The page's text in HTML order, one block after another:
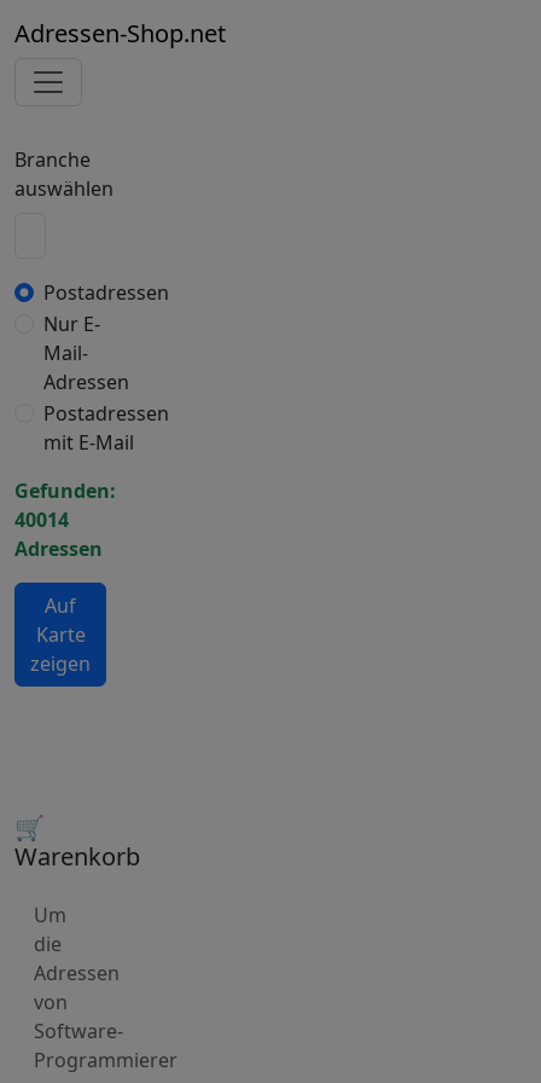
Adressen-Shop.net
Branche
auswählen
Postadressen
Nur E-
Mail-
Adressen
Postadressen
mit E-Mail
Gefunden:
40014
Adressen
Auf
Karte
zeigen
🛒
Warenkorb
Um
die
Adressen
von
Software-
Programmierer